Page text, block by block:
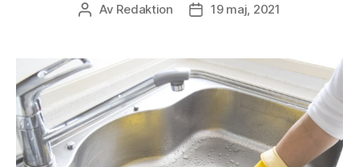
Inläggsförfattare
Av Redaktion Inläggsdatum
19 maj, 2021